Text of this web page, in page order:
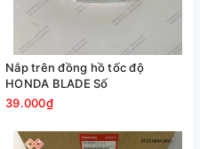
Nắp trên đồng hồ tốc độ
HONDA BLADE Số
39.000₫